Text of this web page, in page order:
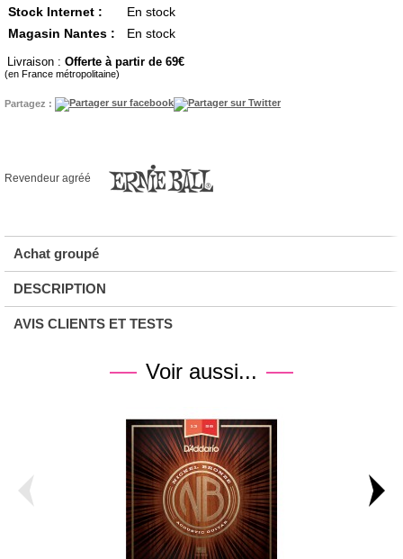
Stock Internet :
En stock
Magasin Nantes :
En stock
Livraison : Offerte à partir de 69
(en France métropolitaine)
Partagez :
Revendeur agréé
Achat groupé
DESCRIPTION
AVIS CLIENTS ET TESTS
Voir aussi...